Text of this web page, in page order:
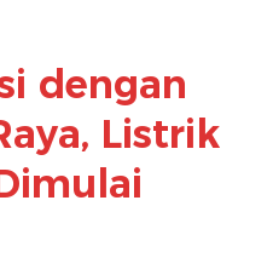
dengan
Listrik